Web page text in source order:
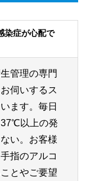
染症が心配で
管理の専門
伺いするス
ます。毎日
37℃以上の発
い。お客様
指のアルコ
とやご要望